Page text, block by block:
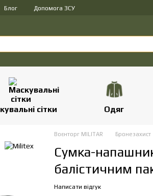
Блог Допомога ЗСУ
сітки Одяг
Воєнторг MILITAR Бронезахист
Сумка-
балістичним
Написати відгук